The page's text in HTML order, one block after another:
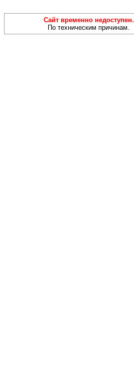
Сайт временно недоступен.
По техническим причинам.